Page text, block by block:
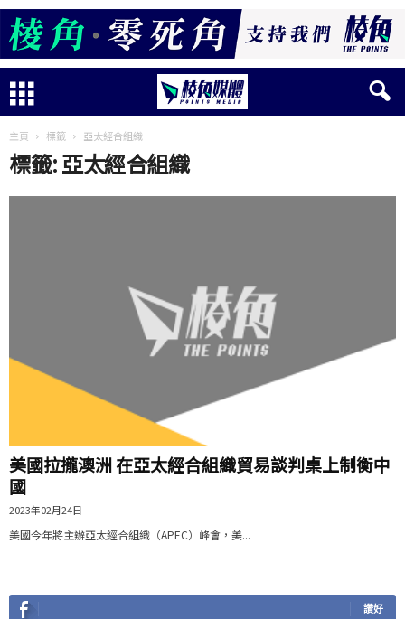
主頁 標籤 亞太經合組織
標籤: 亞太經合組織
美國拉攏澳洲 在亞太經合組織貿易談判桌上制衡中
國
2023年02月24日
美國今年將主辦亞太經合組織（APEC）峰會，美...
讚好